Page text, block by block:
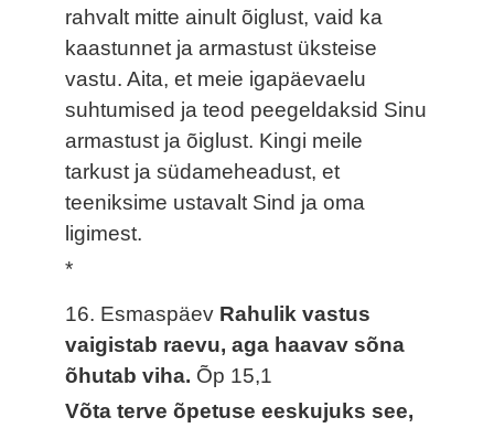
rahvalt mitte ainult õiglust, vaid ka
kaastunnet ja armastust üksteise
vastu. Aita, et meie igapäevaelu
suhtumised ja teod peegeldaksid Sinu
armastust ja õiglust. Kingi meile
tarkust ja südameheadust, et
teeniksime ustavalt Sind ja oma
ligimest.
*
16. Esmaspäev Rahulik vastus
vaigistab raevu, aga haavav sõna
õhutab viha. Õp 15,1
Võta terve õpetuse eeskujuks see,